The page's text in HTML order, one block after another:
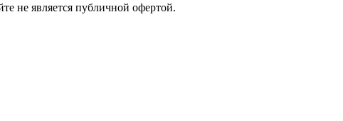
не является публичной офертой.